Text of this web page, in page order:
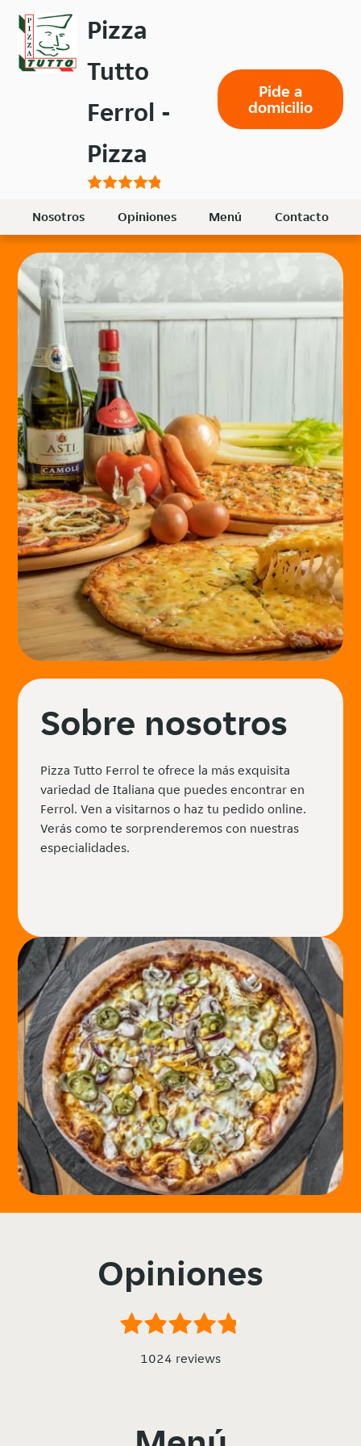
Volver
menú
principal
Pizza
Tutto
Ferrol -
Pizza
Pide a
domicilio
Nosotros Opiniones Menú Contacto
Sobre nosotros
Pizza Tutto Ferrol te ofrece la más exquisita
variedad de Italiana que puedes encontrar en
Ferrol. Ven a visitarnos o haz tu pedido online.
Verás como te sorprenderemos con nuestras
especialidades.
Opiniones
1024 reviews